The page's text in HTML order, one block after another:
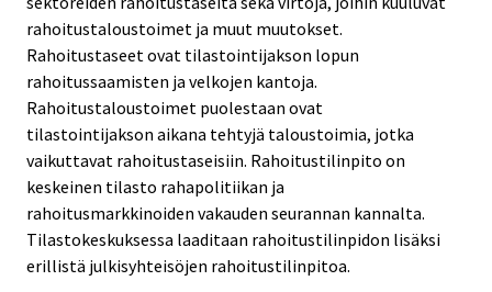
rahoitustaloustoimet ja muut muutokset.
Rahoitustaseet ovat tilastointijakson lopun
rahoitussaamisten ja velkojen kantoja.
Rahoitustaloustoimet puolestaan ovat
tilastointijakson aikana tehtyjä taloustoimia, jotka
vaikuttavat rahoitustaseisiin. Rahoitustilinpito on
keskeinen tilasto rahapolitiikan ja
rahoitusmarkkinoiden vakauden seurannan kannalta.
Tilastokeskuksessa laaditaan rahoitustilinpidon lisäksi
erillistä julkisyhteisöjen rahoitustilinpitoa.